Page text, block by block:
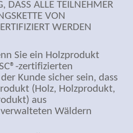
DASS ALLE TEILNEHMER
VON
WERDEN
Sie ein Holzprodukt
zertifizierten
Kunde sicher sein, dass
(Holz, Holzprodukt,
aus
Wäldern